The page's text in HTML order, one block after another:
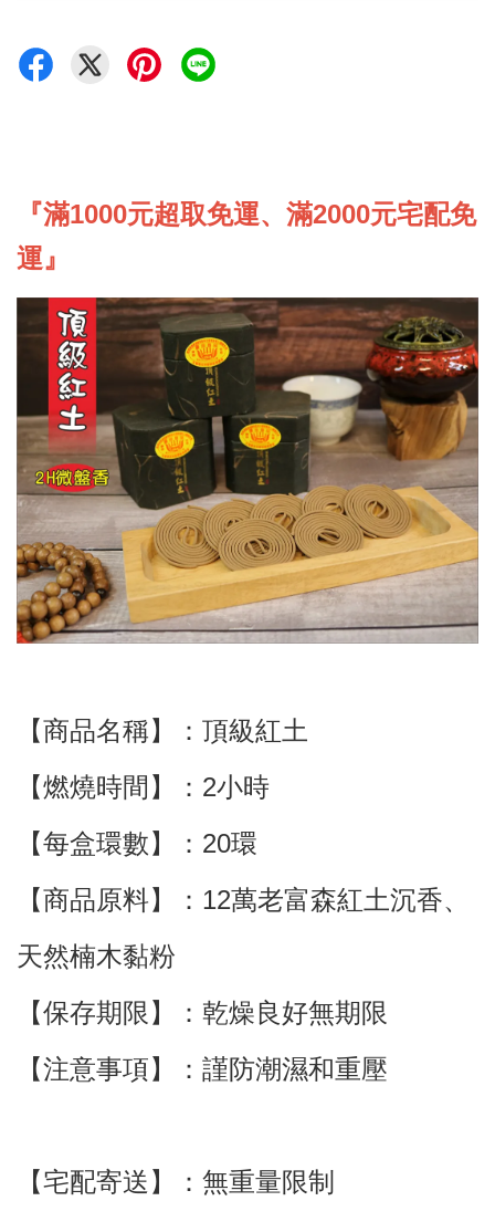
『滿1000元超取免運、滿2000元宅配免
運』
【商品名稱】：頂級紅土
【燃燒時間】：2小時
【每盒環數】：20環
【商品原料】：12萬老富森紅土沉香、
天然楠木黏粉
【保存期限】：乾燥良好無期限
【注意事項】：謹防潮濕和重壓
【宅配寄送】 ： 無重量限制